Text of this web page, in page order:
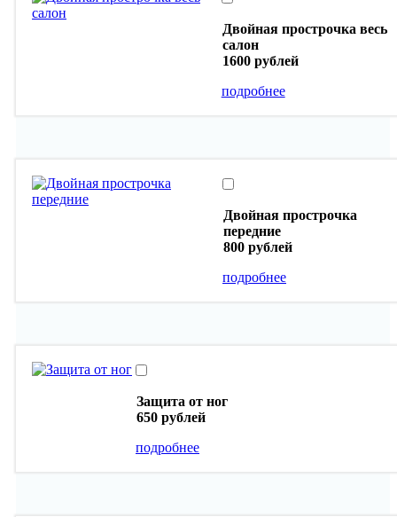
Двойная прострочка весь
салон
1600 рублей
подробнее
Двойная прострочка
передние
800 рублей
подробнее
Защита от ног
650 рублей
подробнее